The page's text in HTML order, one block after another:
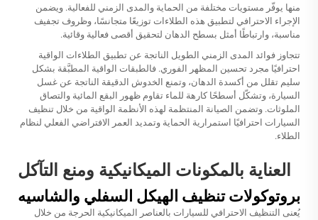
منها يوفّر مستويات مختلفة من الحماية والمدى الزمني للفعالية. ويضمن
الإجراء الاحترافي لتطبيق هذه الطلاءات توزيعًا متجانسًا، وظروف تجفيف
مناسبة، وارتباطًا أمثل بسطح الدهان لتحقيق أقصى فعالية وقائية.
تتجاوز فوائد المدى الزمني الطويل الناتجة عن تطبيق الطلاءات الواقية
احترافيًا مجرد تحسين المظهر الفوري. فالطبقات الواقية المطبَّقة بشكل
سليم تقلل من أكسدة الدهان، وتمنع الخدوش الدقيقة الناتجة عن غسل
السيارة، وتشكّل أسطحًا كارهة للماء تقاوم ظهور البقع المائية والتصاق
الملوثات. وتضمن الصيانة المنتظمة لهذه الأنظمة الواقية من خلال تنظيف
السيارات احترافيًا استمرارية الحماية وتمديد العمر الافتراضي الفعلي لنظام
الطلاء.
العناية بالمكونات الميكانيكية ومنع التآكل
بروتوكولات تنظيف الهيكل السفلي والشاسيه
يُعنى التنظيف الاحترافي للسيارات بالعناصر الميكانيكية الحرجة من خلال